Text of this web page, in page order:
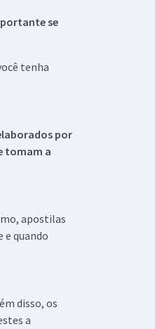
se
tenha
por
tomam a
apostilas
e quando
disso, os
a